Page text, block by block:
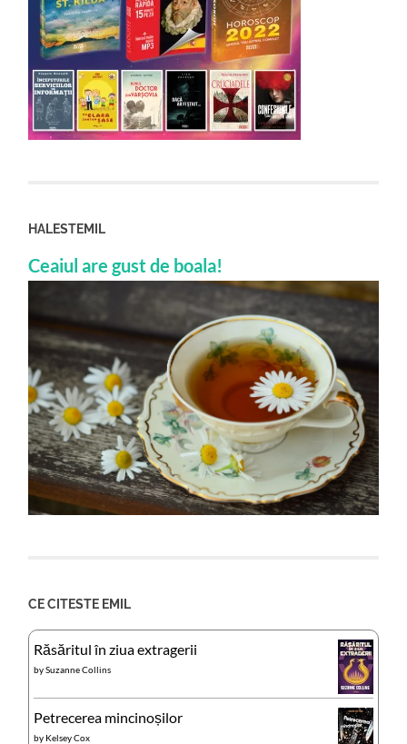
HALESTEMIL
Ceaiul are gust de boala!
CE CITESTE EMIL
Răsăritul în ziua extragerii
bySuzanne Collins
Petrecerea mincinoșilor
by Kelsey Cox